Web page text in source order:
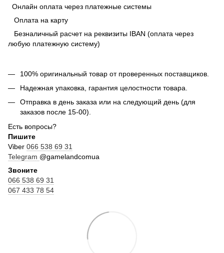
Онлайн оплата через платежные системы
Оплата на карту
Безналичный расчет на реквизиты IBAN (оплата через
любую платежную систему)
100% оригинальный товар от проверенных поставщиков.
Надежная упаковка, гарантия целостности товара.
Отправка в день заказа или на следующий день (для
заказов после 15-00).
Есть вопросы?
Пишите
Viber 066 538 69 31
Telegram @gamelandcomua
Звоните
066 538 69 31
067 433 78 54